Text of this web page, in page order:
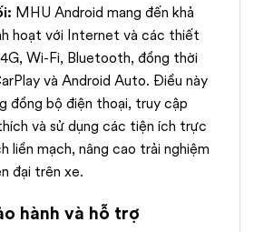
MHU Android mang đến khả
hoạt với Internet và các thiết
Wi-Fi, Bluetooth, đồng thời
và Android Auto. Điều này
đồng bộ điện thoại, truy cập
và sử dụng các tiện ích trực
liền mạch, nâng cao trải nghiệm
đại trên xe.
hành và hỗ trợ